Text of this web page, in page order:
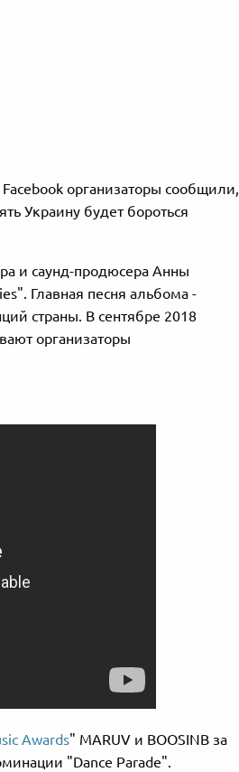
организаторы сообщили,
Украину будет бороться
и саунд-продюсера Анны
Главная песня альбома -
страны. В сентябре 2018
организаторы
Awards" MARUV и BOOSINВ за
"Dance Parade".